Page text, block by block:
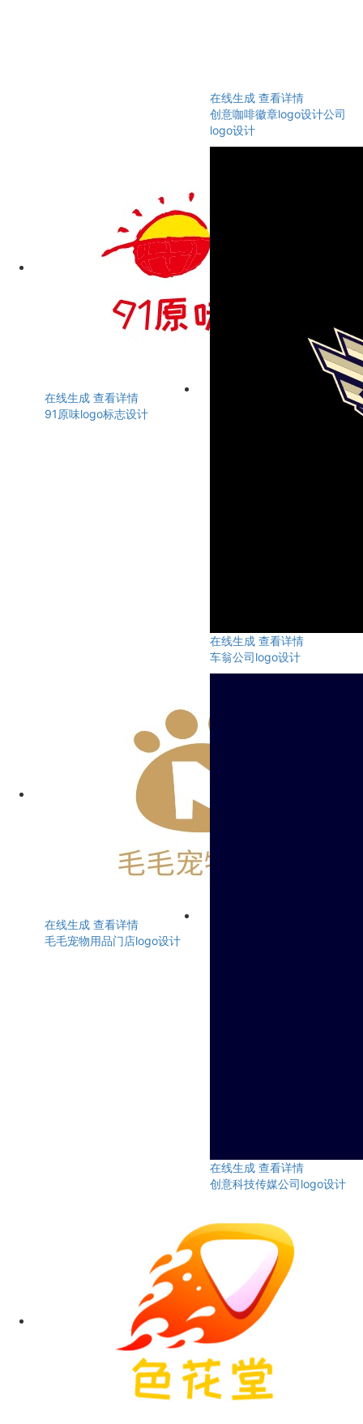
在线生成 查看详情
创意咖啡徽章logo设计公司
logo设计
在线生成 查看详情
91原味logo标志设计
在线生成 查看详情
车翁公司logo设计
在线生成 查看详情
毛毛宠物用品门店logo设计
在线生成 查看详情
创意科技传媒公司logo设计